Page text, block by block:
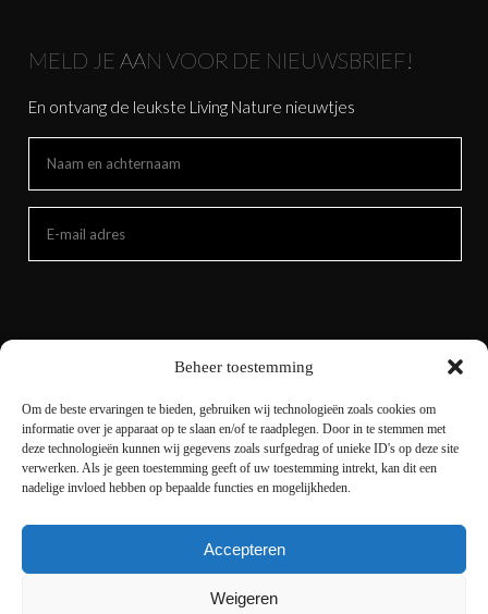
Beheer toestemming
Om de beste ervaringen te bieden, gebruiken wij technologieën zoals cookies om
informatie over je apparaat op te slaan en/of te raadplegen. Door in te stemmen met
deze technologieën kunnen wij gegevens zoals surfgedrag of unieke ID's op deze site
verwerken. Als je geen toestemming geeft of uw toestemming intrekt, kan dit een
nadelige invloed hebben op bepaalde functies en mogelijkheden.
Accepteren
Weigeren
MELD JE AAN VOOR DE NIEUWSBRIEF!
En ontvang de leukste Living Nature nieuwtjes
Copyright © 2021 livingnature.nl | Alle rechten